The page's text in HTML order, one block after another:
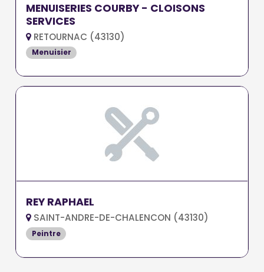
MENUISERIES COURBY - CLOISONS
SERVICES
RETOURNAC (43130)
Menuisier
REY RAPHAEL
SAINT-ANDRE-DE-CHALENCON (43130)
Peintre